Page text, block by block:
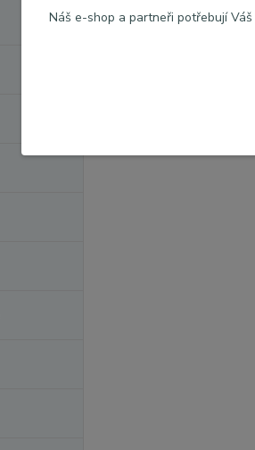
Náš e-shop a partneři potřebují Váš